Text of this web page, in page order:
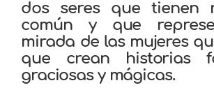
dos seres que tienen
común y que
mirada de las mujeres
que crean historias
graciosas y mágicas.